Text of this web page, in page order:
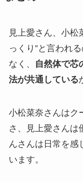
見上愛さん、小松
っくり”と言われ
なく、
自然体で芯
法が共通している
小松菜奈さんはク
さ、見上愛さんは
んさんは日常を感
います。